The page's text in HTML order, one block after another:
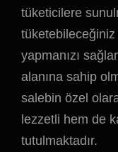
tüketicilere
yapmanızı
alanına sahip
salebin özel
lezzetli hem de
tutulmaktadır.